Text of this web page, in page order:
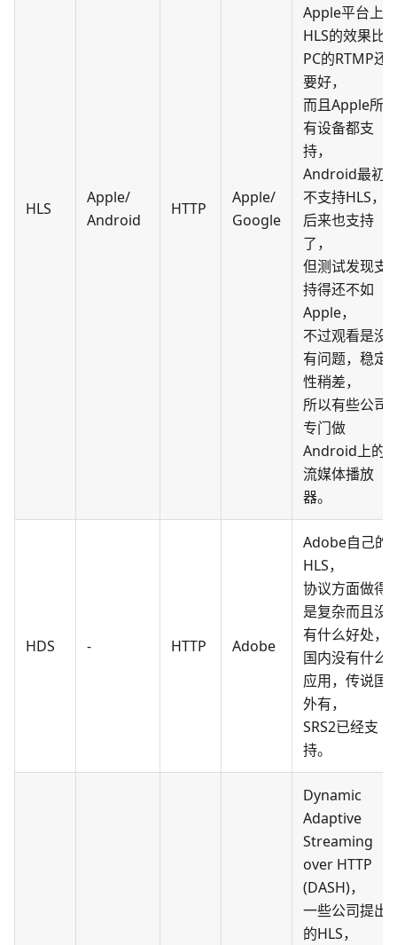
HLS
Apple/
Android
HTTP
Apple/
Google
Apple平台上
HLS的效果比
PC的RTMP还
要好，
而且Apple所
有设备都支
持，
Android最初
不支持HLS，
后来也支持
了，
但测试发现支
持得还不如
Apple，
不过观看是没
有问题，稳定
性稍差，
所以有些公司
专门做
Android上的
流媒体播放
器。
HDS - HTTP Adobe
Adobe自己的
HLS，
协议方面做得
是复杂而且没
有什么好处，
国内没有什么
应用，传说国
外有，
SRS2已经支
持。
Dynamic
Adaptive
Streaming
over HTTP
(DASH)，
一些公司提出
的HLS，